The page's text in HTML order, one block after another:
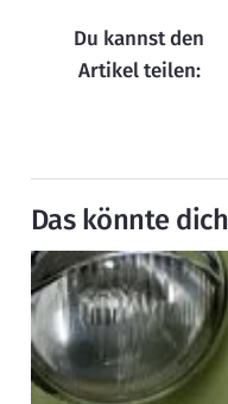
Du kannst den
Artikel teilen:
Das könnte